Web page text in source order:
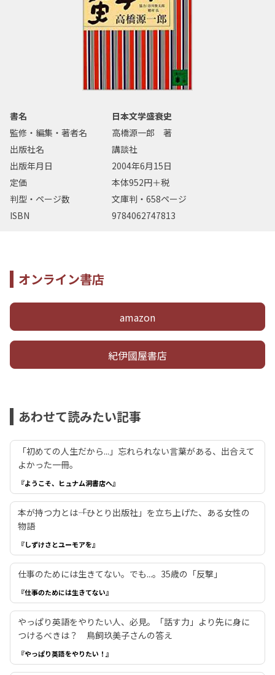
書名
日本文学盛衰史
監修・編集・著者名
高橋源一郎 著
出版社名
講談社
出版年月日
2004年6月15日
定価
本体952円＋税
判型・ページ数
文庫判・658ページ
ISBN
9784062747813
オンライン書店
amazon
紀伊國屋書店
あわせて読みたい記事
「初めての人生だから...」忘れられない言葉がある、出合えて
よかった一冊。
『ようこそ、ヒュナム洞書店へ』
本が持つ力とは――「ひとり出版社」を立ち上げた、ある女性の
物語
『しずけさとユーモアを』
仕事のためには生きてない。でも...。35歳の「反撃」
『仕事のためには生きてない』
やっぱり英語をやりたい人、必見。「話す力」より先に身に
つけるべきは？ 鳥飼玖美子さんの答え
『やっぱり英語をやりたい！』